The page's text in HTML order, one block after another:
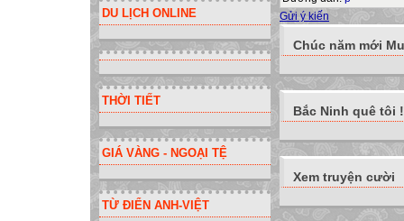
DU LỊCH ONLINE
THỜI TIẾT
GIÁ VÀNG - NGOẠI TỆ
TỪ ĐIỂN ANH-VIỆT
Gửi ý kiến
Chúc năm mới
Bắc Ninh quê tôi !
Xem truyện cười